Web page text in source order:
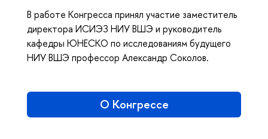
В работе Конгресса принял участие заместитель
директора ИСИЭЗ НИУ ВШЭ и руководитель
кафедры ЮНЕСКО по исследованиям будущего
НИУ ВШЭ профессор Александр Соколов.
О Конгрессе